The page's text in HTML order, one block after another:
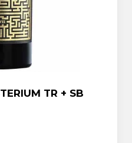
TR + SB